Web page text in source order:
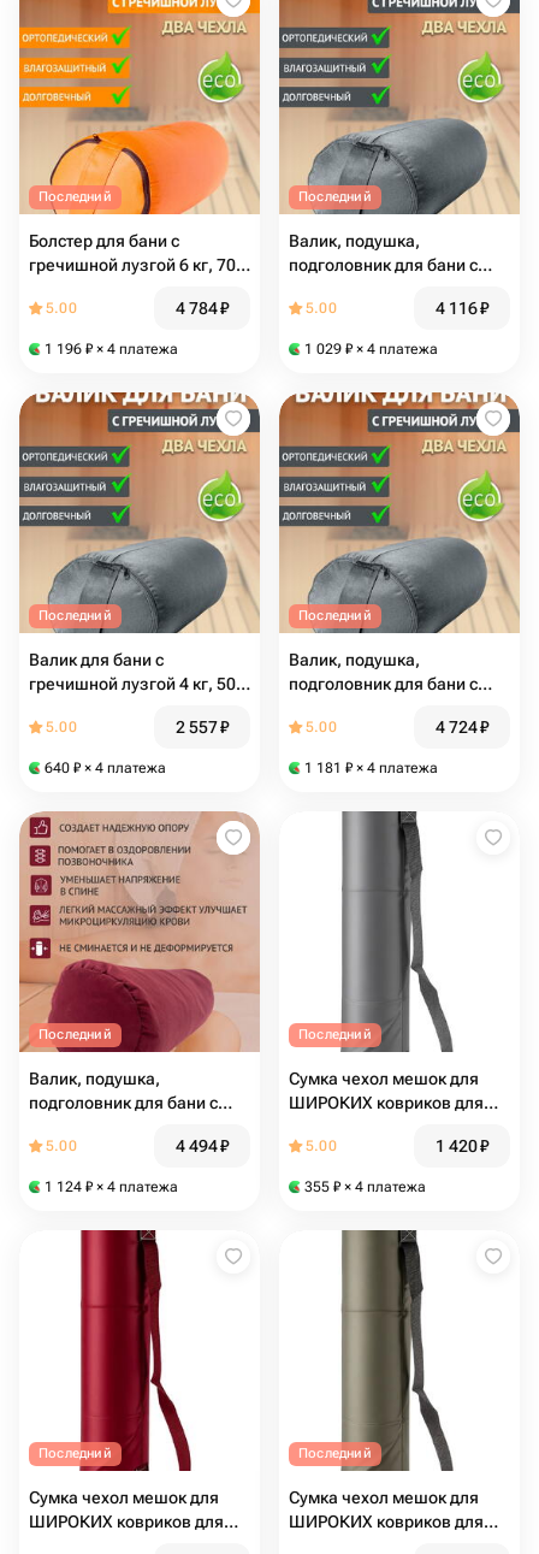
Последний
Болстер для бани с
гречишной лузгой 6 кг, 70
5.00 4 784₽
1 196 ₽ × 4 платежа
Последний
Валик, подушка,
подголовник для бани с
см, серый
5.00 4 116₽
1 029 ₽ × 4 платежа
Последний
Валик для бани с
гречишной лузгой 4 кг, 50
5.00 2 557₽
640 ₽ × 4 платежа
Последний
Валик, подушка,
подголовник для бани с
см, светло - серый
5.00 4 724₽
1 181 ₽ × 4 платежа
Последний
Валик, подушка,
подголовник для бани с
см, бордо
5.00 4 494₽
1 124 ₽ × 4 платежа
Последний
Сумка чехол мешок для
ШИРОКИХ ковриков для
80 см (серый)
5.00 1 420₽
355 ₽ × 4 платежа
Последний
Сумка чехол мешок для
ШИРОКИХ ковриков для
Последний
Сумка чехол мешок для
ШИРОКИХ ковриков для